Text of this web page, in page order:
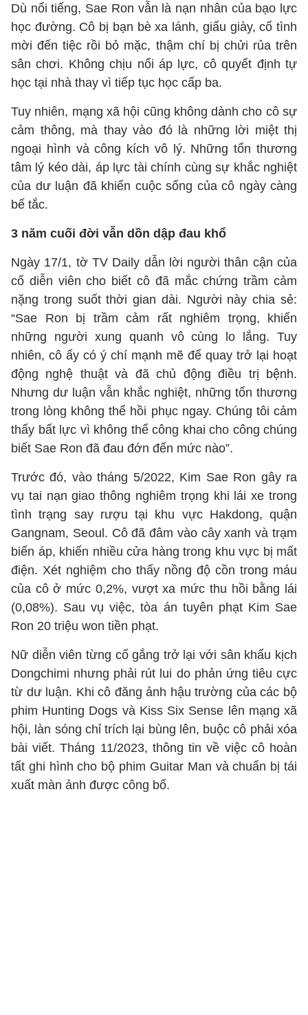
Dù nổi tiếng, Sae Ron vẫn là nạn nhân của bạo lực
học đường. Cô bị bạn bè xa lánh, giấu giày, cố tình
mời đến tiệc rồi bỏ mặc, thậm chí bị chửi rủa trên
sân chơi. Không chịu nổi áp lực, cô quyết định tự
học tại nhà thay vì tiếp tục học cấp ba.
Tuy nhiên, mạng xã hội cũng không dành cho cô sự
cảm thông, mà thay vào đó là những lời miệt thị
ngoại hình và công kích vô lý. Những tổn thương
tâm lý kéo dài, áp lực tài chính cùng sự khắc nghiệt
của dư luận đã khiến cuộc sống của cô ngày càng
bế tắc.
3 năm cuối đời vẫn dồn dập đau khổ
Ngày 17/1, tờ TV Daily dẫn lời người thân cận của
cố diễn viên cho biết cô đã mắc chứng trầm cảm
nặng trong suốt thời gian dài. Người này chia sẻ:
“Sae Ron bị trầm cảm rất nghiêm trọng, khiến
những người xung quanh vô cùng lo lắng. Tuy
nhiên, cô ấy có ý chí mạnh mẽ để quay trở lại hoạt
động nghệ thuật và đã chủ động điều trị bệnh.
Nhưng dư luận vẫn khắc nghiệt, những tổn thương
trong lòng không thể hồi phục ngay. Chúng tôi cảm
thấy bất lực vì không thể công khai cho công chúng
biết Sae Ron đã đau đớn đến mức nào”.
Trước đó, vào tháng 5/2022, Kim Sae Ron gây ra
vụ tai nạn giao thông nghiêm trọng khi lái xe trong
tình trạng say rượu tại khu vực Hakdong, quận
Gangnam, Seoul. Cô đã đâm vào cây xanh và trạm
biến áp, khiến nhiều cửa hàng trong khu vực bị mất
điện. Xét nghiệm cho thấy nồng độ cồn trong máu
của cô ở mức 0,2%, vượt xa mức thu hồi bằng lái
(0,08%). Sau vụ việc, tòa án tuyên phạt Kim Sae
Ron 20 triệu won tiền phạt.
Nữ diễn viên từng cố gắng trở lại với sân khấu kịch
Dongchimi nhưng phải rút lui do phản ứng tiêu cực
từ dư luận. Khi cô đăng ảnh hậu trường của các bộ
phim Hunting Dogs và Kiss Six Sense lên mạng xã
hội, làn sóng chỉ trích lại bùng lên, buộc cô phải xóa
bài viết. Tháng 11/2023, thông tin về việc cô hoàn
tất ghi hình cho bộ phim Guitar Man và chuẩn bị tái
xuất màn ảnh được công bố.